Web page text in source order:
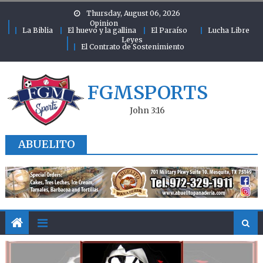
Thursday, August 06, 2026
Opinion
La Biblia
El huevo y la gallina El Paraíso
Lucha Libre
Leyes
El Contrato de Sostenimiento
FGMSPORTS
John 3:16
ABUELITO